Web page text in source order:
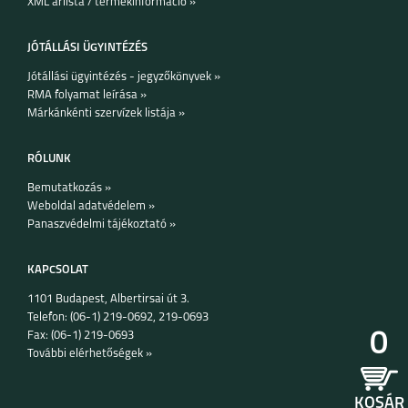
weboldalunkon)
Hangvezérlés:Amazon Alexa, Google Assistant, SmartThings
IPHONE 15 PRO MAX
IPHONE 15 IPHONE 14 PRO MAX
JÓTÁLLÁSI ÜGYINTÉZÉS
Jótállási ügyintézés - jegyzőkönyvek »
RMA folyamat leírása »
Márkánkénti szervízek listája »
RÓLUNK
Bemutatkozás »
Weboldal adatvédelem »
Panaszvédelmi tájékoztató »
KAPCSOLAT
1101 Budapest, Albertirsai út 3.
Telefon: (06-1) 219-0692, 219-0693
Fax: (06-1) 219-0693
További elérhetőségek »
0
KOSÁR